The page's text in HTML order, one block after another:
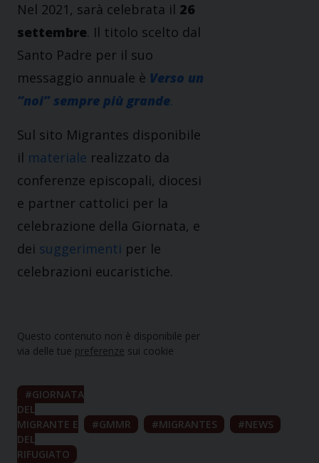
Nel 2021, sarà celebrata il 26
settembre. Il titolo scelto dal
Santo Padre per il suo
messaggio annuale è Verso un
“noi” sempre più grande.
Sul sito Migrantes disponibile
il materiale realizzato da
conferenze episcopali, diocesi
e partner cattolici per la
celebrazione della Giornata, e
dei suggerimenti per le
celebrazioni eucaristiche.
Questo contenuto non è disponibile per
via delle tue preferenze sui cookie
GIORNATA
DEL
MIGRANTE E
DEL
RIFUGIATO
GMMR MIGRANTES NEWS